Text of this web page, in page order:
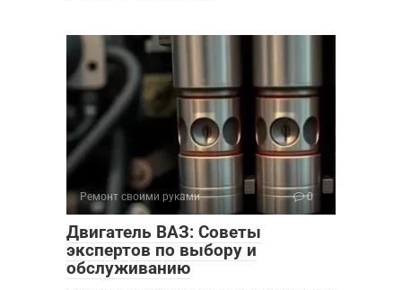
Ремонт своими руками 0
Двигатель ВАЗ: Советы
экспертов по выбору и
обслуживанию